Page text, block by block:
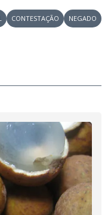
CONTESTAÇÃO
NEGADO